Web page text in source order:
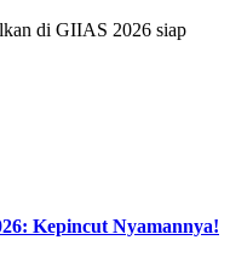
di GIIAS 2026 siap
Kepincut Nyamannya!